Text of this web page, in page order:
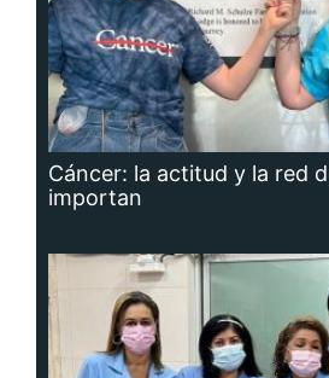
Cáncer: la actitud y la red
importan